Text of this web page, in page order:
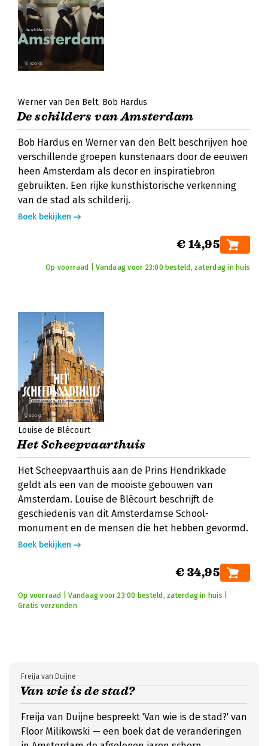
Werner van Den Belt Bob Hardus
De schilders van Amsterdam
Bob Hardus en Werner van den Belt beschrijven hoe
verschillende groepen kunstenaars door de eeuwen
heen Amsterdam als decor en inspiratiebron
gebruikten. Een rijke kunsthistorische verkenning
van de stad als schilderij.
Boek bekijken
€ 14,95
Op voorraad | Vandaag voor 23:00 besteld, zaterdag in huis
Louise de Blécourt
Het Scheepvaarthuis
Het Scheepvaarthuis aan de Prins Hendrikkade
geldt als een van de mooiste gebouwen van
Amsterdam. Louise de Blécourt beschrijft de
geschiedenis van dit Amsterdamse School-
monument en de mensen die het hebben gevormd.
Boek bekijken
€ 34,95
Op voorraad | Vandaag voor 23:00 besteld, zaterdag in huis |
Gratis verzonden
Van wie is de stad?
Freija van Duijne
Freija van Duijne bespreekt 'Van wie is de stad?' van
Floor Milikowski — een boek dat de veranderingen